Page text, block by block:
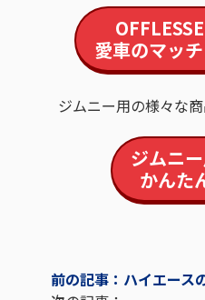
愛車のマッ
ジムニー用の様々な
ジムニ
かんた
前の記事：ハイエース